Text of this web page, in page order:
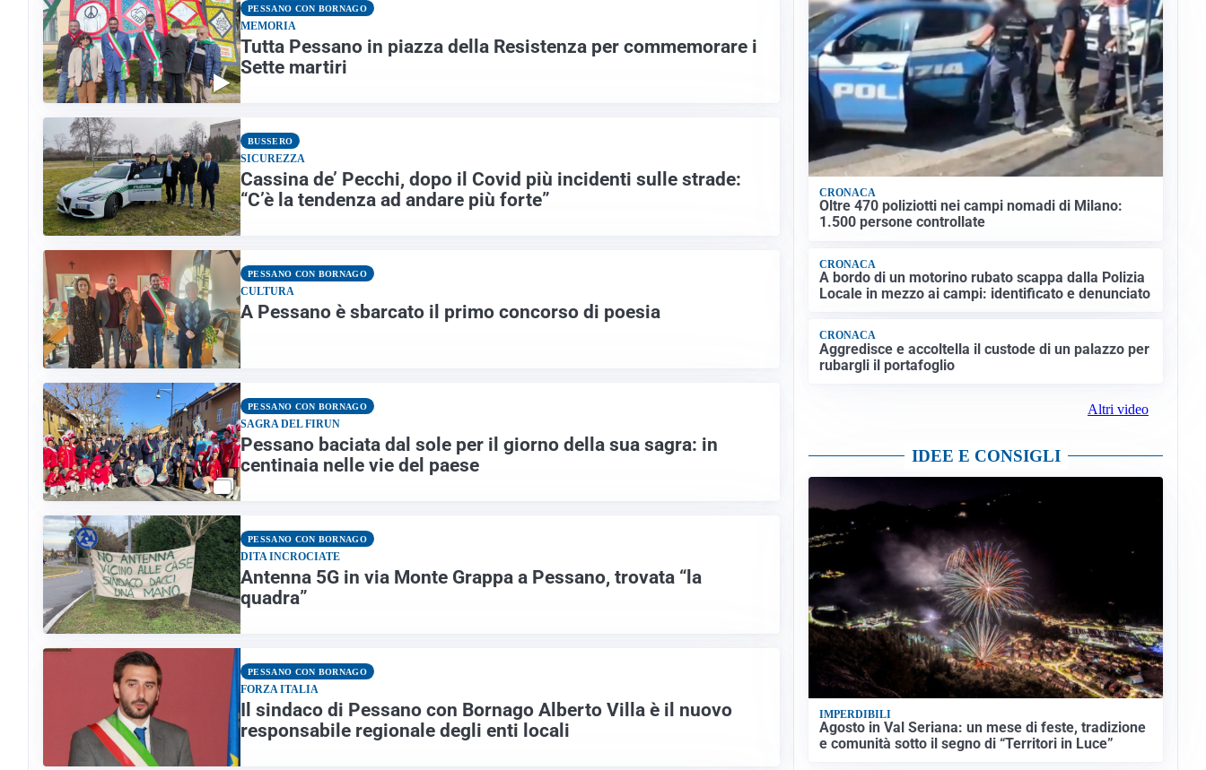
PESSANO CON BORNAGO
MEMORIA
Tutta Pessano in piazza della Resistenza per commemorare i
Sette martiri
BUSSERO
SICUREZZA
Cassina de’ Pecchi, dopo il Covid più incidenti sulle strade:
“C’è la tendenza ad andare più forte”
PESSANO CON BORNAGO
CULTURA
A Pessano è sbarcato il primo concorso di poesia
PESSANO CON BORNAGO
SAGRA DEL FIRUN
Pessano baciata dal sole per il giorno della sua sagra: in
centinaia nelle vie del paese
PESSANO CON BORNAGO
DITA INCROCIATE
Antenna 5G in via Monte Grappa a Pessano, trovata “la
quadra”
PESSANO CON BORNAGO
FORZA ITALIA
Il sindaco di Pessano con Bornago Alberto Villa è il nuovo
responsabile regionale degli enti locali
CRONACA
Oltre 470 poliziotti nei campi nomadi di Milano:
1.500 persone controllate
CRONACA
A bordo di un motorino rubato scappa dalla Polizia
Locale in mezzo ai campi: identificato e denunciato
CRONACA
Aggredisce e accoltella il custode di un palazzo per
rubargli il portafoglio
Altri video
IDEE E CONSIGLI
IMPERDIBILI
Agosto in Val Seriana: un mese di feste, tradizione
e comunità sotto il segno di “Territori in Luce”